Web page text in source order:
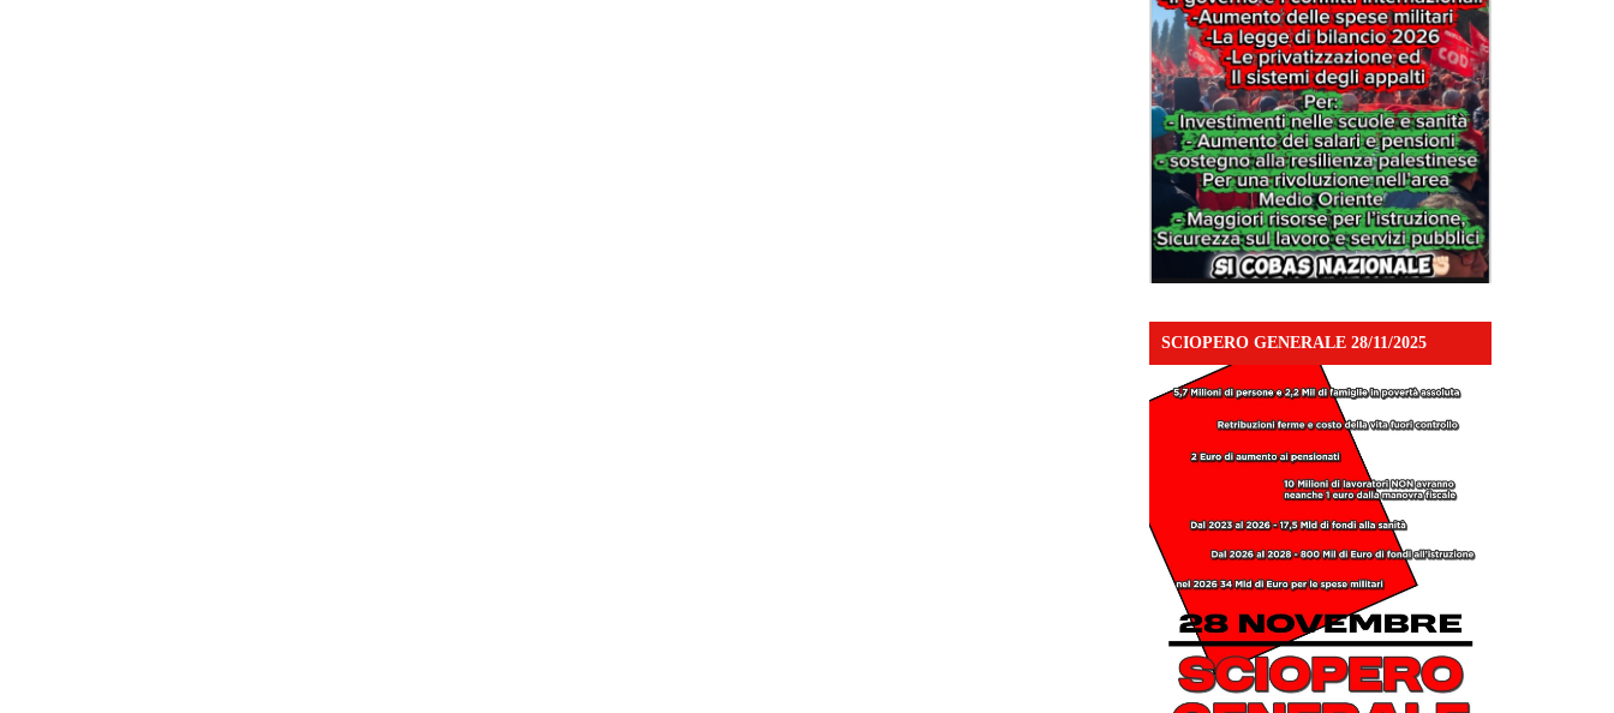
SCIOPERO GENERALE 28/11/2025